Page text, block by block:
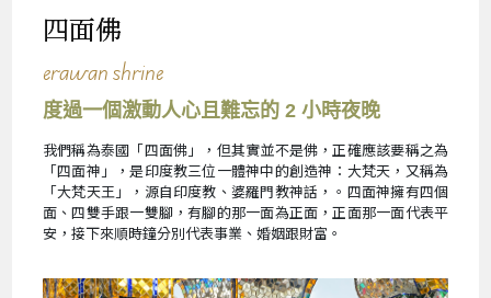
四面佛
erawan shrine
度過一個激動人心且難忘的 2 小時夜晚
我們稱為泰國「四面佛」，但其實並不是佛，正確應該要稱之為
「四面神」，是印度教三位一體神中的創造神：大梵天，又稱為
「大梵天王」，源自印度教、婆羅門教神話，。四面神擁有四個
面、四雙手跟一雙腳，有腳的那一面為正面，正面那一面代表平
安，接下來順時鐘分別代表事業、婚姻跟財富。